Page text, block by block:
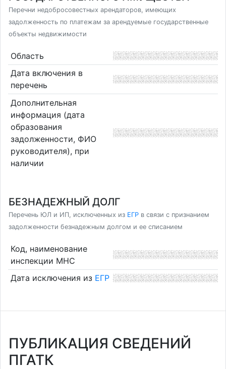
Перечни недобросовестных арендаторов, имеющих
задолженность по платежам за арендуемые государственные
объекты недвижимости
Область
Дата включения в
перечень
Дополнительная
информация (дата
образования
задолженности, ФИО
руководителя), при
наличии
БЕЗНАДЕЖНЫЙ ДОЛГ
Перечень ЮЛ и ИП, исключенных из ЕГР в связи с признанием
задолженности безнадежным долгом и ее списанием
Код, наименование
инспекции МНС
Дата исключения из ЕГР
ПУБЛИКАЦИЯ СВЕДЕНИЙ
ПГАТК